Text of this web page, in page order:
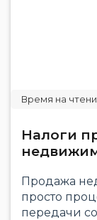
Налоги
Продажа
просто
передачи